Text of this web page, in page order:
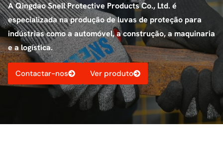
A Qingdao Snell Protective Products Co., Ltd. é
especializada na produção de luvas de proteção para
indústrias como a automóvel, a construção, a maquinaria
e a logística.
Contactar-nos Ver produto